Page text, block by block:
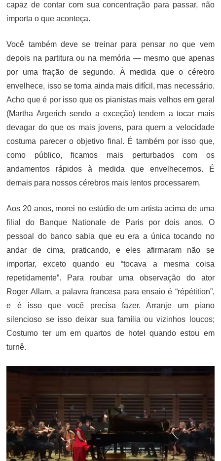
capaz de contar com sua concentração para passar, não
importa o que aconteça.
Você também deve se treinar para pensar no que vem
depois na partitura ou na memória — mesmo que apenas
por uma fração de segundo. À medida que o cérebro
envelhece, isso se torna ainda mais difícil, mas necessário.
Acho que é por isso que os pianistas mais velhos em geral
(Martha Argerich sendo a exceção) tendem a tocar mais
devagar do que os mais jovens, para quem a velocidade
costuma parecer o objetivo final. É também por isso que,
como público, ficamos mais perturbados com os
andamentos rápidos à medida que envelhecemos. É
demais para nossos cérebros mais lentos processarem.
Aos 20 anos, morei no estúdio de um artista acima de uma
filial do Banque Nationale de Paris por dois anos. O
pessoal do banco sabia que eu era a única tocando no
andar de cima, praticando, e eles afirmaram não se
importar, exceto quando eu “tocava a mesma coisa
repetidamente”. Para roubar uma observação do ator
Roger Allam, a palavra francesa para ensaio é “répétition”,
e é isso que você precisa fazer. Arranje um piano
silencioso se isso deixar sua família ou vizinhos loucos;
Costumo ter um em quartos de hotel quando estou em
turnê.